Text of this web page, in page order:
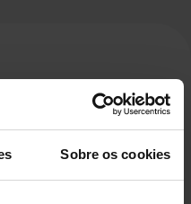
Sobre os cookies